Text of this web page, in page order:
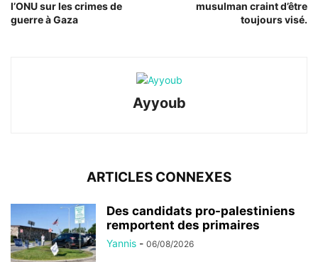
l’ONU sur les crimes de
guerre à Gaza
musulman craint d’être
toujours visé.
Ayyoub
ARTICLES CONNEXES
Des candidats pro-palestiniens
remportent des primaires
Yannis - 06/08/2026